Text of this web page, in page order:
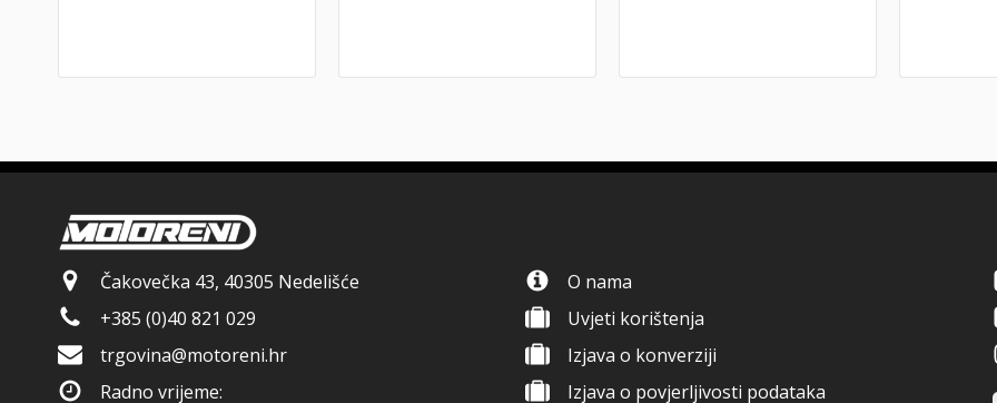
Čakovečka 43, 40305 Nedelišće
+385 (0)40 821 029
trgovina@motoreni.hr
Radno vrijeme:
O nama
Uvjeti korištenja
Izjava o konverziji
Izjava o povjerljivosti podataka